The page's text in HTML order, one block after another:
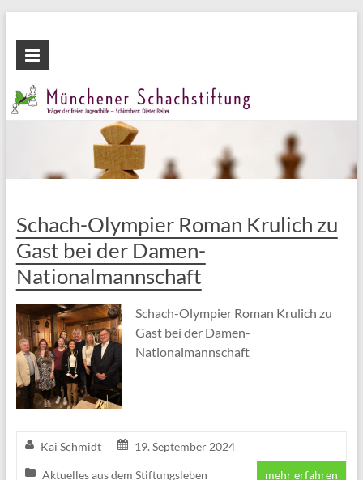
Inhalt
wechseln
Münchener
Schachstiftung
Fördern
Schach-Olympier Roman Krulich zu
Gast bei der Damen-
Nationalmannschaft
Schach-Olympier Roman Krulich zu
Gast bei der Damen-
Nationalmannschaft
Kai Schmidt 19. September 2024
Aktuelles aus dem Stiftungsleben mehr erfahren